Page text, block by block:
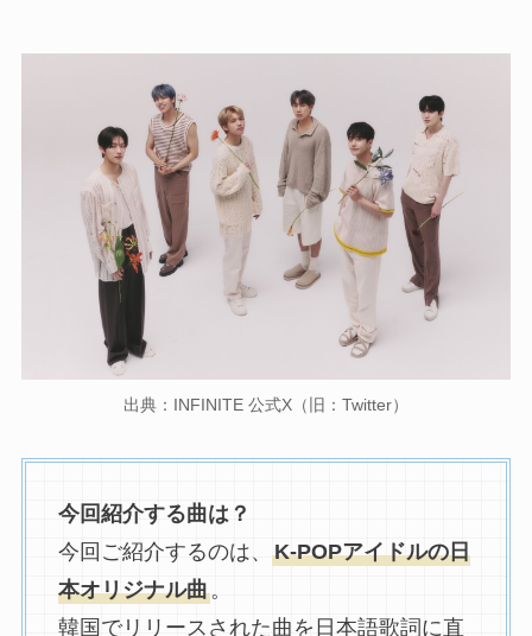
出典：INFINITE 公式X（旧：Twitter）
今回紹介する曲は？
今回ご紹介するのは、 K-POPアイドルの日
本オリジナル曲。
韓国でリリースされた曲を日本語歌詞に直